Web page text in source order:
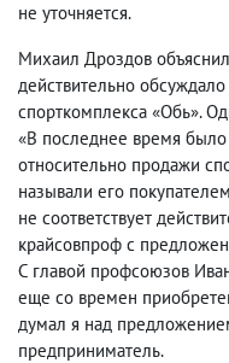
не уточняется.
Михаил Дроздов объяснил
действительно
спорткомплекса «Обь».
«В последнее время
относительно продажи
называли его покупателем
не соответствует
крайсовпроф с
С главой профсоюзов
еще со времен
думал я над
предприниматель.